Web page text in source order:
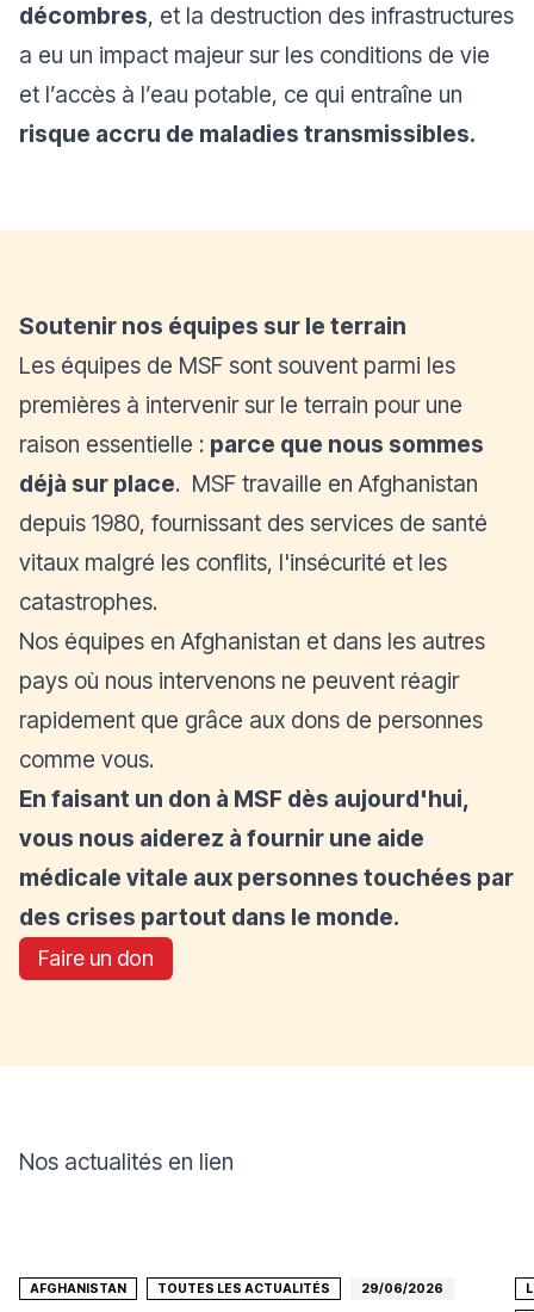
décombres, et la destruction des infrastructures
a eu un impact majeur sur les conditions de vie
et l’accès à l’eau potable, ce qui entraîne un
risque accru de maladies transmissibles.
Soutenir nos équipes sur le terrain
Les équipes de MSF sont souvent parmi les
premières à intervenir sur le terrain pour une
raison essentielle : parce que nous sommes
déjà sur place. MSF travaille en Afghanistan
depuis 1980, fournissant des services de santé
vitaux malgré les conflits, l'insécurité et les
catastrophes.
Nos équipes en Afghanistan et dans les autres
pays où nous intervenons ne peuvent réagir
rapidement que grâce aux dons de personnes
comme vous.
En faisant un don à MSF dès aujourd'hui,
vous nous aiderez à fournir une aide
médicale vitale aux personnes touchées par
des crises partout dans le monde.
Faire un don
Nos actualités en lien
AFGHANISTAN TOUTES LES ACTUALITÉS 29/06/2026